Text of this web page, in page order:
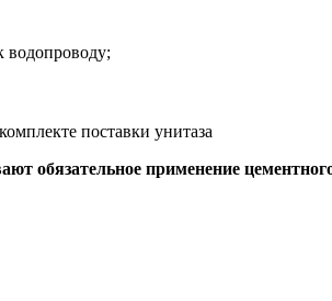
водопроводу;
поставки унитаза
обязательное применение